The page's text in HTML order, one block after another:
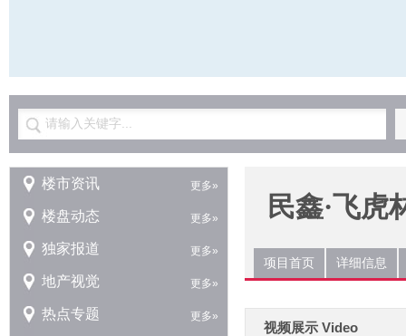
请输入关键字...
更多»
楼市资讯
更多»
楼盘动态
更多»
独家报道
更多»
地产视觉
更多»
热点专题
民鑫·飞虎
项目首页 详细信息
视频展示 Video